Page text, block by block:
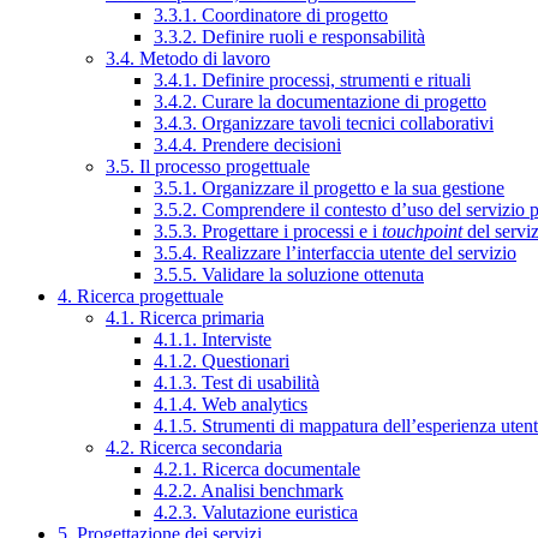
3.3.1. Coordinatore di progetto
3.3.2. Definire ruoli e responsabilità
3.4. Metodo di lavoro
3.4.1. Definire processi, strumenti e rituali
3.4.2. Curare la documentazione di progetto
3.4.3. Organizzare tavoli tecnici collaborativi
3.4.4. Prendere decisioni
3.5. Il processo progettuale
3.5.1. Organizzare il progetto e la sua gestione
3.5.2. Comprendere il contesto d’uso del servizio
3.5.3. Progettare i processi e i touchpointdel
3.5.4. Realizzare l’interfaccia utente del servizio
3.5.5. Validare la soluzione ottenuta
4. Ricerca progettuale
4.1. Ricerca primaria
4.1.1. Interviste
4.1.2. Questionari
4.1.3. Test di usabilità
4.1.4. Web analytics
4.1.5. Strumenti di mappatura dell’esperienza
4.2. Ricerca secondaria
4.2.1. Ricerca documentale
4.2.2. Analisi benchmark
4.2.3. Valutazione euristica
5. Progettazione dei servizi